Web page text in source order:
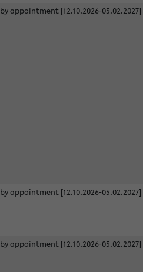
by appointment [12.10.2026-05.02.2027]
by appointment [12.10.2026-05.02.2027]
by appointment [12.10.2026-05.02.2027]